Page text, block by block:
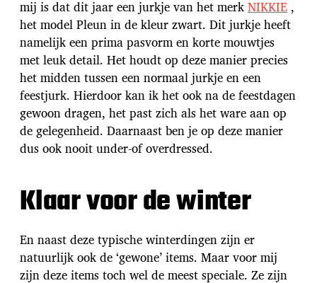
mij is dat dit jaar een jurkje van het merkNIKKIE ,
het model Pleun in de kleur zwart. Dit jurkje heeft
namelijk een prima pasvorm en korte mouwtjes
met leuk detail. Het houdt op deze manier precies
het midden tussen een normaal jurkje en een
feestjurk. Hierdoor kan ik het ook na de feestdagen
gewoon dragen, het past zich als het ware aan op
de gelegenheid. Daarnaast ben je op deze manier
dus ook nooit under-of overdressed.
Klaar voor de winter
En naast deze typische winterdingen zijn er
natuurlijk ook de ‘gewone’ items. Maar voor mij
zijn deze items toch wel de meest speciale. Ze zijn